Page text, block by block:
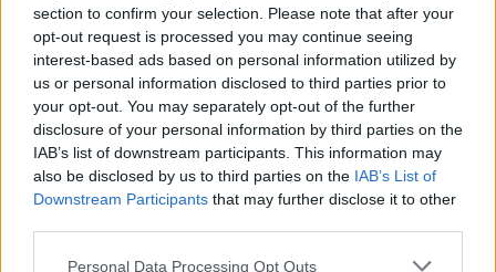
section to confirm your selection. Please note that after your
opt-out request is processed you may continue seeing
interest-based ads based on personal information utilized by
us or personal information disclosed to third parties prior to
your opt-out. You may separately opt-out of the further
disclosure of your personal information by third parties on the
IAB’s list of downstream participants. This information may
also be disclosed by us to third parties on the IAB’s List of
Downstream Participants that may further disclose it to other
Personal Data Processing Opt Outs